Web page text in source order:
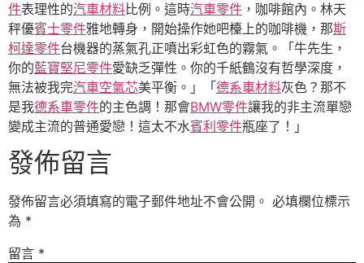
件表理性的汽車材料比例。這時汽車零件 ，咖啡館內。林天
秤優賓士零件雅地轉身，開始操作她吧檯上的咖啡機，那斯
柯達零件台機器的蒸氣孔正噴出彩虹色的霧氣。「牛先生，
你的藍寶堅尼零件愛缺乏彈性。你的千紙鶴沒有哲學深度，
無法被我完汽車空氣芯美平衡。」「 德系車材料灰色？那不
是我德系車零件的主色調！那會BMW零件讓我的非主流單戀
變成主流的普通愛戀！這太不水賓利零件瓶座了！」
發佈留言
發佈留言必須填寫的電子郵件地址不會公開。 必填欄位標示
為 *
留言 *